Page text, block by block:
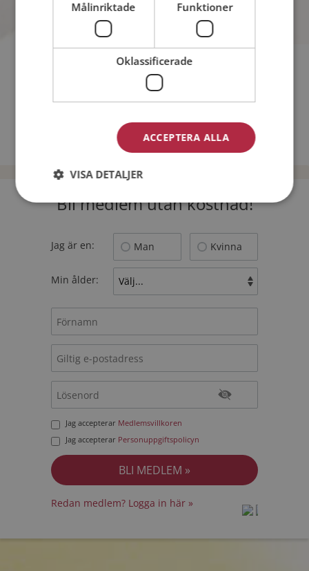
Vilken storstad i Sverige är vackrast på sommaren?
Vad kan du INTE tänka dig att låna pengar till:
Bli medlem utan kostnad!
Jag är en: Man Kvinna
Min ålder:
Jag accepterar Medlemsvillkoren
Jag accepterar Personuppgiftspolicyn
Redan medlem? Logga in här »
Målinriktade Funktioner
Oklassificerade
ACCEPTERA ALLA
VISA DETALJER